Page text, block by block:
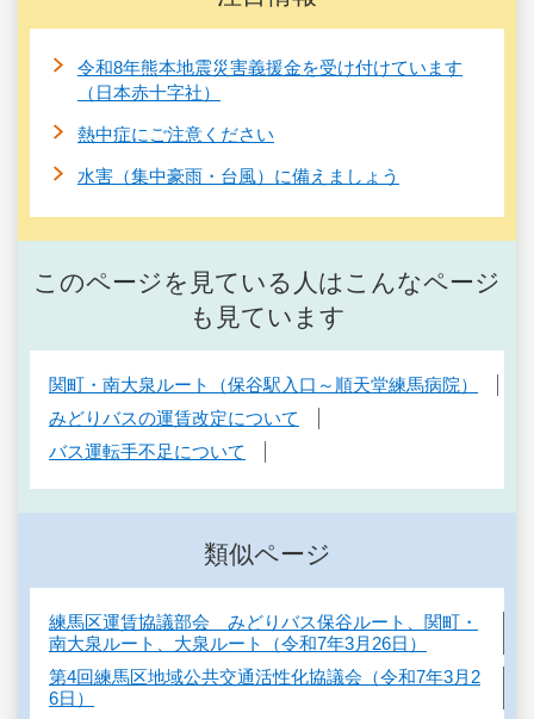
令和8年熊本地震災害義援金を受け付けています
（日本赤十字社）
熱中症にご注意ください
水害（集中豪雨・台風）に備えましょう
このページを見ている人はこんなページ
も見ています
関町・南大泉ルート（保谷駅入口～順天堂練馬病院）
みどりバスの運賃改定について
バス運転手不足について
類似ページ
練馬区運賃協議部会 みどりバス保谷ルート、関町・
南大泉ルート、大泉ルート（令和7年3月26日）
第4回練馬区地域公共交通活性化協議会（令和7年3月2
6日）